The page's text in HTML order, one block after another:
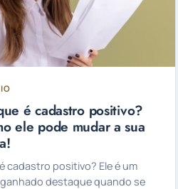
é cadastro positivo?
ele pode mudar a sua
cadastro positivo? Ele é um
destaque quando se